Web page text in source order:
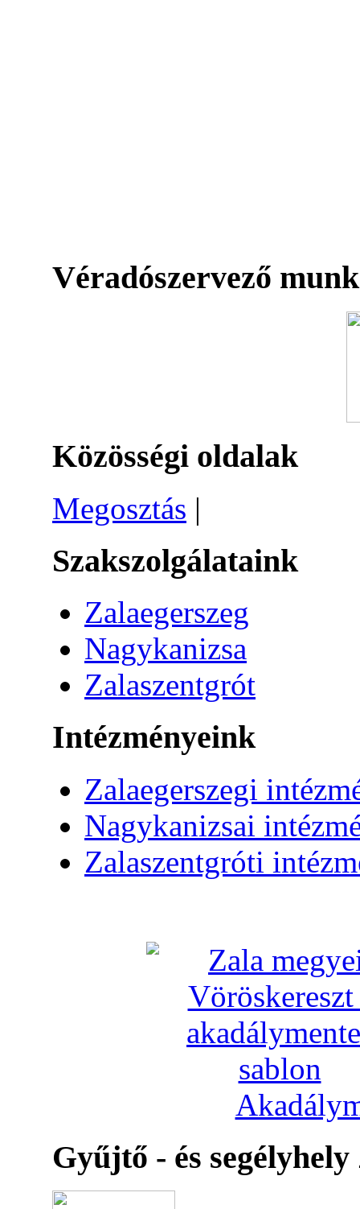
Véradószervező
Közösségi oldalak
Megosztás |
Szakszolgálataink
Zalaegerszeg
Nagykanizsa
Zalaszentgrót
Intézményeink
Zalaegerszegi
Nagykanizsai
Zalaszentgróti
Gyűjtő - és segélyhely